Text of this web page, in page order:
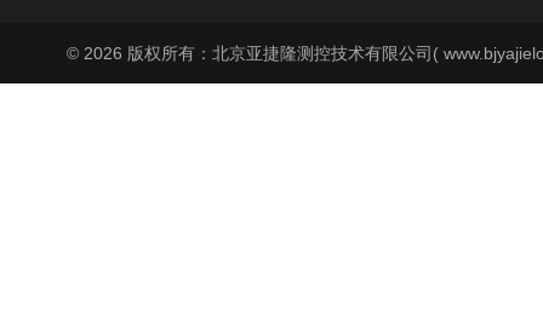
© 2026 版权所有：北京亚捷隆测控技术有限公司(